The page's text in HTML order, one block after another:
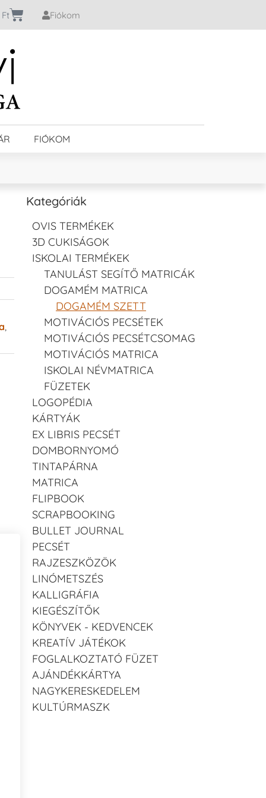
Ft Fiókom
FIÓKOM
Kategóriák
OVIS TERMÉKEK
3D CUKISÁGOK
ISKOLAI TERMÉKEK
TANULÁST SEGÍTŐ MATRICÁK
DOGAMÉM MATRICA
DOGAMÉM SZETT
MOTIVÁCIÓS PECSÉTEK
MOTIVÁCIÓS PECSÉTCSOMAG
MOTIVÁCIÓS MATRICA
ISKOLAI NÉVMATRICA
FÜZETEK
LOGOPÉDIA
KÁRTYÁK
EX LIBRIS PECSÉT
DOMBORNYOMÓ
TINTAPÁRNA
MATRICA
FLIPBOOK
SCRAPBOOKING
BULLET JOURNAL
PECSÉT
RAJZESZKÖZÖK
LINÓMETSZÉS
KALLIGRÁFIA
KIEGÉSZÍTŐK
KÖNYVEK - KEDVENCEK
KREATÍV JÁTÉKOK
FOGLALKOZTATÓ FÜZET
AJÁNDÉKKÁRTYA
NAGYKERESKEDELEM
KULTÚRMASZK